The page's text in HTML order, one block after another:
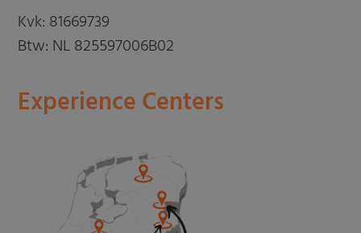
Kvk: 81669739
Btw: NL 825597006B02
Experience Centers